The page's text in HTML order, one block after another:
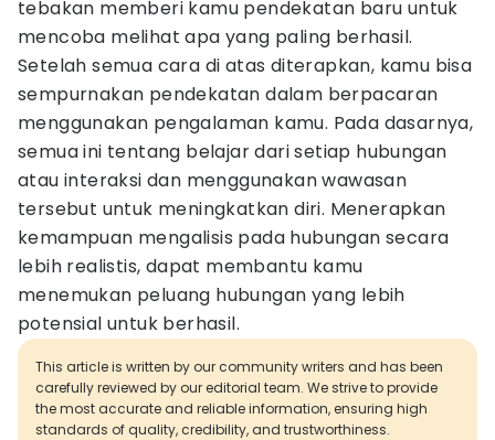
tebakan memberi kamu pendekatan baru untuk
mencoba melihat apa yang paling berhasil.
Setelah semua cara di atas diterapkan, kamu bisa
sempurnakan pendekatan dalam berpacaran
menggunakan pengalaman kamu. Pada dasarnya,
semua ini tentang belajar dari setiap hubungan
atau interaksi dan menggunakan wawasan
tersebut untuk meningkatkan diri. Menerapkan
kemampuan mengalisis pada hubungan secara
lebih realistis, dapat membantu kamu
menemukan peluang hubungan yang lebih
potensial untuk berhasil.
This article is written by our community writers and has been
carefully reviewed by our editorial team. We strive to provide
the most accurate and reliable information, ensuring high
standards of quality, credibility, and trustworthiness.